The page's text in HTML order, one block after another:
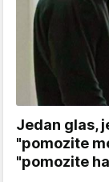
Jedan glas,
"pomozite
"pomozite